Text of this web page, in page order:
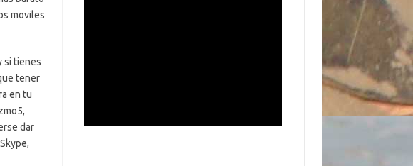
moviles
si tienes
tener
en tu
dar